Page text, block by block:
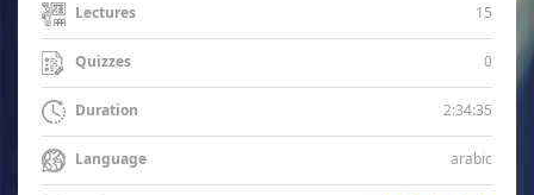
Lectures 15
Quizzes 0
Duration 2:34:35
Language arabic